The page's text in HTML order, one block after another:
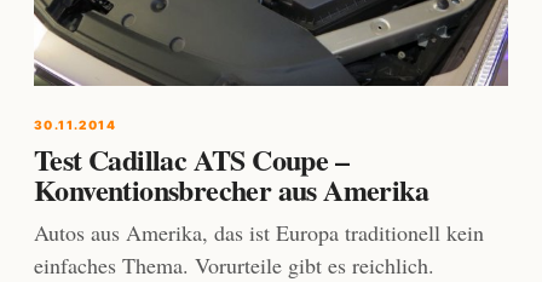
30.11.2014
Test Cadillac ATS Coupe –
Konventionsbrecher aus Amerika
Autos aus Amerika, das ist Europa traditionell kein
einfaches Thema. Vorurteile gibt es reichlich.